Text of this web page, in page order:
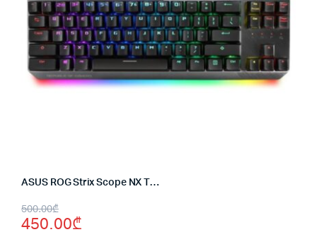
ASUS ROG Strix Scope NX TKL Deluxe RGB USB Black
500.00₾
Original
price
450.00₾
Current
price